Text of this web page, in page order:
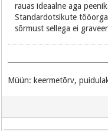
rauas ideaalne aga
Standardotsikute
sõrmust sellega ei
Müün: keermetõrv,